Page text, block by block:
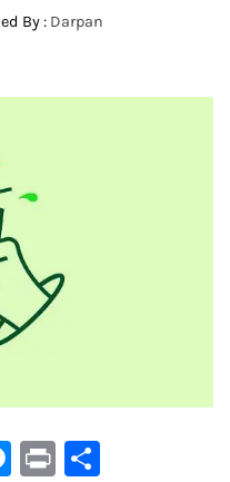
By : Darpan
Messenger
Print